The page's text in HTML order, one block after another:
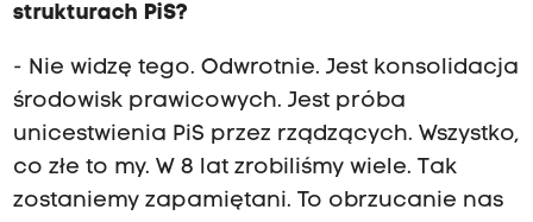
strukturach PiS?
- Nie widzę tego. Odwrotnie. Jest konsolidacja
środowisk prawicowych. Jest próba
unicestwienia PiS przez rządzących. Wszystko,
co złe to my. W 8 lat zrobiliśmy wiele. Tak
zostaniemy zapamiętani. To obrzucanie nas